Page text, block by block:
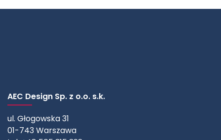
AEC Design Sp. z o.o. s.k.
ul. Głogowska 31
01-743 Warszawa